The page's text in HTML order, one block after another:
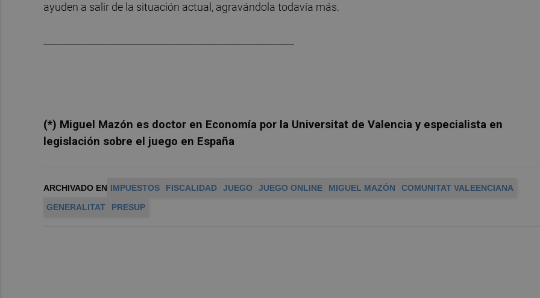
ayuden a salir de la situación actual, agravándola todavía más.
(*) Miguel Mazón es doctor en Economía por la Universitat de Valencia y especialista en
legislación sobre el juego en España
ARCHIVADO EN IMPUESTOS FISCALIDAD JUEGO JUEGO ONLINE MIGUEL MAZÓN
COMUNITAT VALEENCIANA
GENERALITAT
PRESUP